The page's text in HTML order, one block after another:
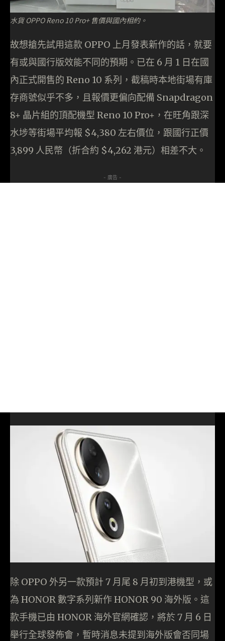
水貨 OPPO Reno 10 Pro+ 售價與國內相約。
故想搶先試用這款 OPPO 上月發表新作的話，就要
有或與國行版效能不同的預期。已在 6 月 1 日在國
內正式開售的 Reno 10 系列，截稿時本地街場有庫
存商號似乎不多，且報價更偏向配備 Snapdragon
8+ 晶片組的頂配機型 Reno 10 Pro+，在旺角跟深
水埗等街場平均報 $4,380 左右價位，跟國行正價
3,899 人民幣（折合約 $4,262 港元）相差不大。
- 廣告 -
除 OPPO 外另一款預計 7 月尾 8 月初到港機型，或
為 HONOR 數字系列新作 HONOR 90 海外版。這
款手機已由 HONOR 海外官網確認，將於 7 月 6 日
舉行全球發佈會，暫時消息未提到海外版會否同場